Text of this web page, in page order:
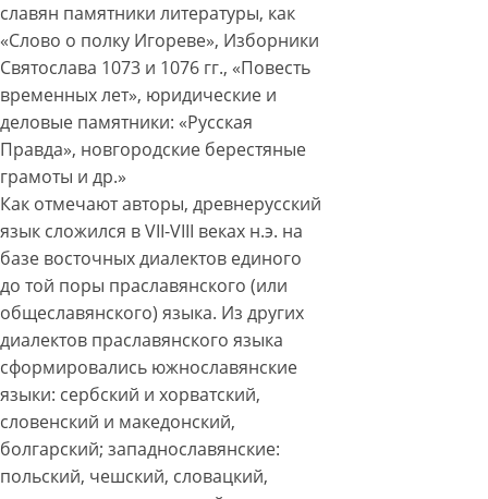
славян памятники литературы, как
«Слово о полку Игореве», Изборники
Святослава 1073 и 1076 гг., «Повесть
временных лет», юридические и
деловые памятники: «Русская
Правда», новгородские берестяные
грамоты и др.»
Как отмечают авторы, древнерусский
язык сложился в VII-VIII веках н.э. на
базе восточных диалектов единого
до той поры праславянского (или
общеславянского) языка. Из других
диалектов праславянского языка
сформировались южнославянские
языки: сербский и хорватский,
словенский и македонский,
болгарский; западнославянские:
польский, чешский, словацкий,